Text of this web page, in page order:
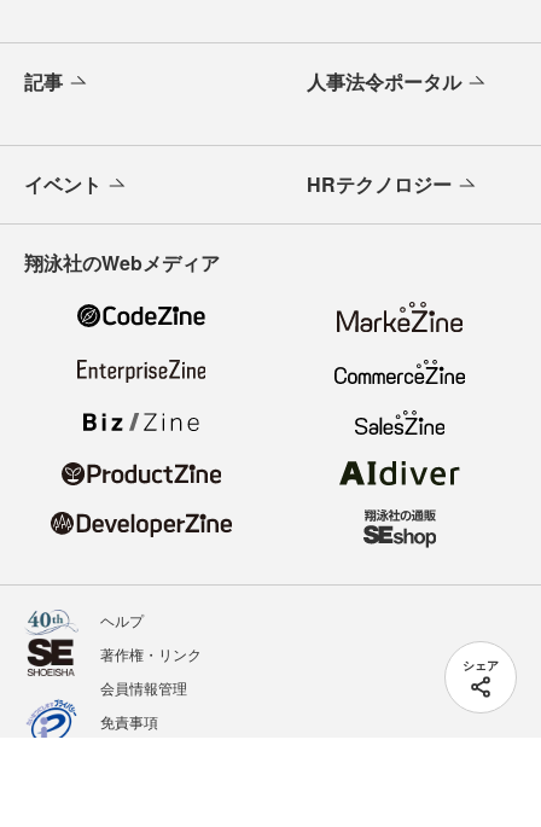
シェア
記事 人事法令ポータル
イベント HRテクノロジー
翔泳社のWebメディア
ヘルプ
著作権・リンク
会員情報管理
免責事項